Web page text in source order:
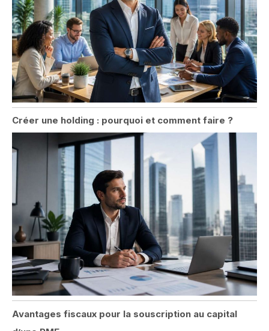
Créer une holding : pourquoi et comment faire ?
Avantages fiscaux pour la souscription au capital